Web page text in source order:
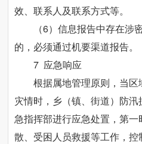
效、联系人及联系方式等。
（6）信息报告中存在涉
的，必须通过机要渠道报告。
7 应急响应
根据属地管理原则，当区
灾情时，乡（镇、街道）防
急指挥部进行应急处置，第
散、受困人员救援等工作，